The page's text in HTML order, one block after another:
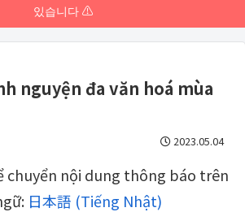
있습니다 ⚠️
nguyện đa văn hoá mùa
2023.05.04
chuyển nội dung thông báo trên
日本語 (Tiếng Nhật)